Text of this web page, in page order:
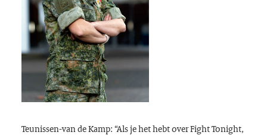
Teunissen-van de Kamp: “Als je het hebt overFight Tonight,